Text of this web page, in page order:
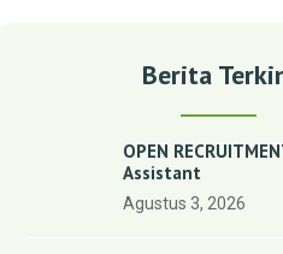
Berita
OPEN
Assistant
Agustus 3, 2026